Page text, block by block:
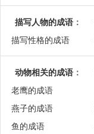
描写人物的成语 ：
描写性格的成语
动物相关的成语 ：
老鹰的成语
燕子的成语
鱼的成语